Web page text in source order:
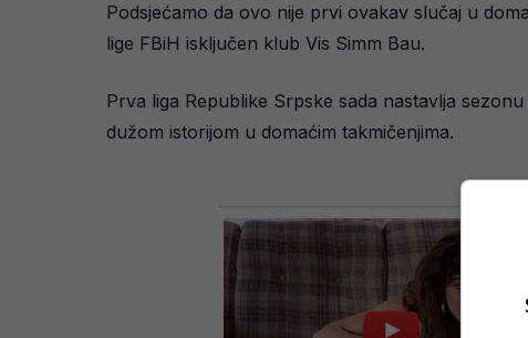
Podsjećamo da ovo nije prvi ovakav slučaj u
lige FBiH isključen klub Vis Simm Bau.
Prva liga Republike Srpske sada nastavlja
dužom istorijom u domaćim takmičenjima.